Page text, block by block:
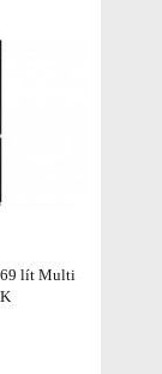
có
lít Multi